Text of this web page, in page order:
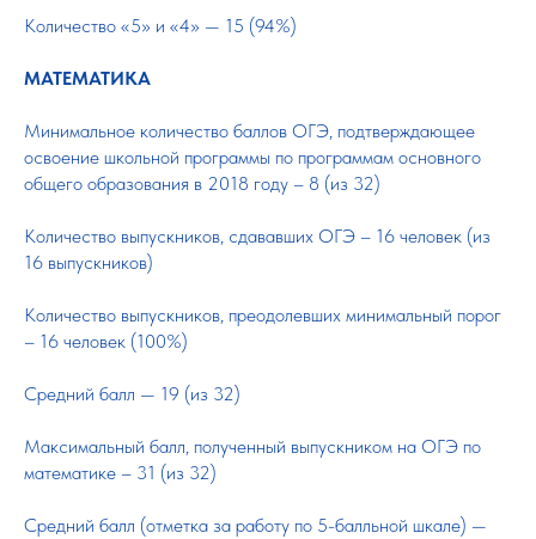
Количество «5» и «4» — 15 (94%)
МАТЕМАТИКА
Минимальное количество баллов ОГЭ, подтверждающее
освоение школьной программы по программам основного
общего образования в 2018 году – 8 (из 32)
Количество выпускников, сдававших ОГЭ – 16 человек (из
16 выпускников)
Количество выпускников, преодолевших минимальный порог
– 16 человек (100%)
Средний балл — 19 (из 32)
Максимальный балл, полученный выпускником на ОГЭ по
математике – 31 (из 32)
Средний балл (отметка за работу по 5-балльной шкале) —